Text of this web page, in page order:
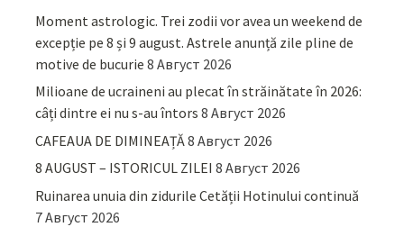
Moment astrologic. Trei zodii vor avea un weekend de
excepție pe 8 și 9 august. Astrele anunță zile pline de
motive de bucurie 8 Август 2026
Milioane de ucraineni au plecat în străinătate în 2026:
câți dintre ei nu s-au întors 8 Август 2026
CAFEAUA DE DIMINEAȚĂ8 Август 2026
8 AUGUST – ISTORICUL ZILEI 8 Август 2026
Ruinarea unuia din zidurile Cetății Hotinului continuă
7 Август 2026